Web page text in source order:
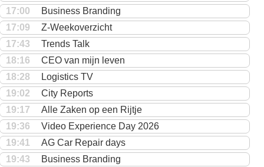
17:00
Business Branding
17:09
Z-Weekoverzicht
17:43
Trends Talk
18:16
CEO van mijn leven
18:28
Logistics TV
19:02
City Reports
19:17
Alle Zaken op een Rijtje
19:36
Video Experience Day 2026
19:41
AG Car Repair days
19:43
Business Branding